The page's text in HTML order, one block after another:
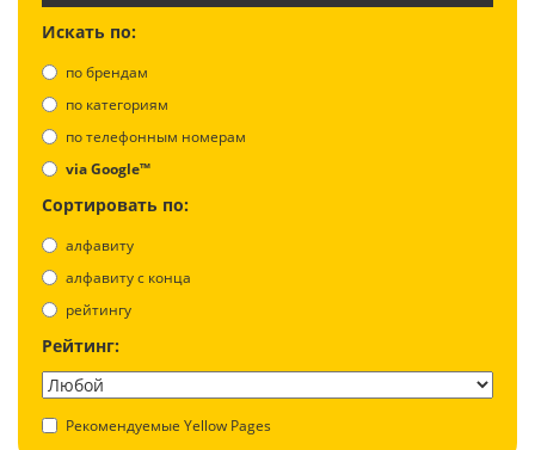
Искать по:
по брендам
по категориям
по телефонным номерам
via Google™
Сортировать по:
алфавиту
aлфавиту с конца
рейтингу
Рейтинг:
Рекомендуемые Yellow Pages